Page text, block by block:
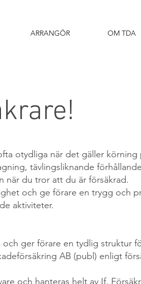
ARRANGÖR OM TDA
otydliga när det gäller
tävlingsliknande
när du tror att du är försäkrad.
och ge förare en trygg och
aktiviteter.
ger förare en tydlig struktur
AB (publ) enligt
och hanteras helt av If.